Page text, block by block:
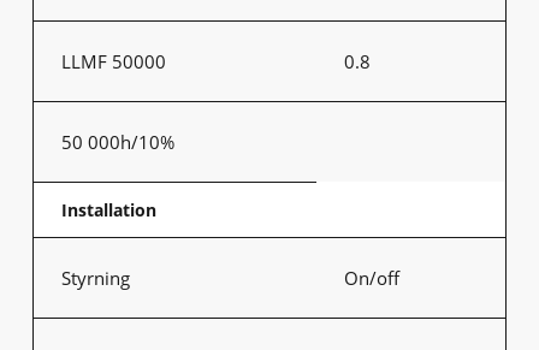
LLMF 50000 0.8
50 000h/10%
Installation
Styrning On/off